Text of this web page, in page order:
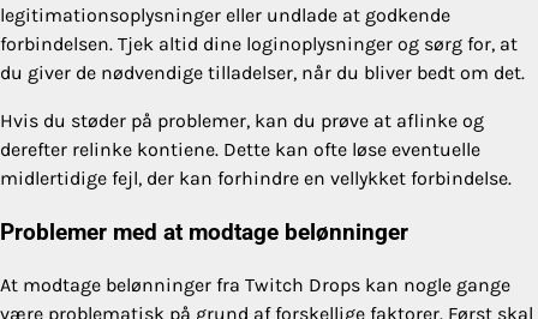
legitimationsoplysninger eller undlade at godkende
forbindelsen. Tjek altid dine loginoplysninger og sørg for, at
du giver de nødvendige tilladelser, når du bliver bedt om det.
Hvis du støder på problemer, kan du prøve at aflinke og
derefter relinke kontiene. Dette kan ofte løse eventuelle
midlertidige fejl, der kan forhindre en vellykket forbindelse.
Problemer med at modtage belønninger
At modtage belønninger fra Twitch Drops kan nogle gange
være problematisk på grund af forskellige faktorer. Først skal